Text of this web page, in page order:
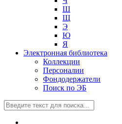
Ш
Щ
Э
Ю
Я
Электронная библиотека
Коллекции
Персоналии
Фондодержатели
Поиск по ЭБ